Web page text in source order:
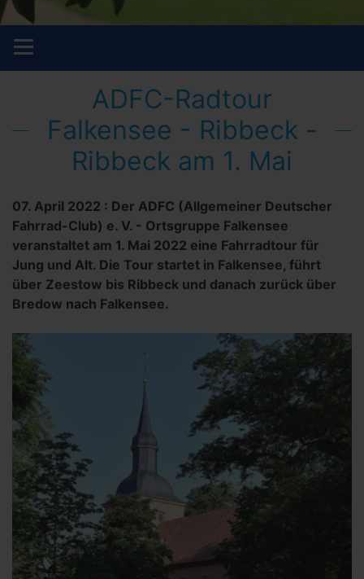
ADFC-Radtour
Falkensee - Ribbeck -
Ribbeck am 1. Mai
07. April 2022 : Der ADFC (Allgemeiner Deutscher
Fahrrad-Club) e. V. - Ortsgruppe Falkensee
veranstaltet am 1. Mai 2022 eine Fahrradtour für
Jung und Alt. Die Tour startet in Falkensee, führt
über Zeestow bis Ribbeck und danach zurück über
Bredow nach Falkensee.